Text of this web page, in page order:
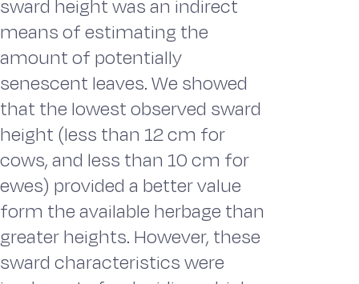
sward height was an indirect
means of estimating the
amount of potentially
senescent leaves. We showed
that the lowest observed sward
height (less than 12 cm for
cows, and less than 10 cm for
ewes) provided a better value
form the available herbage than
greater heights. However, these
sward characteristics were